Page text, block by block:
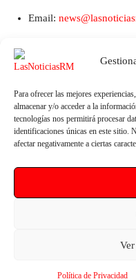
Para ofrecer las mejores
almacenar y/o acceder a la
tecnologías nos permitirá procesar
identificaciones únicas en este sitio.
afectar negativamente a ciertas
Política de Privacidad
Email:
Artículo anterior
las obras en el camino de